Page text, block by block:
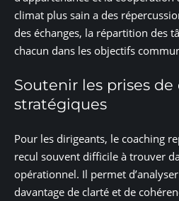
climat plus sain a des
des échanges, la répartition des
chacun dans les objectifs
Soutenir les prises de
stratégiques
Pour les dirigeants, le coaching
recul souvent difficile à trouver
opérationnel. Il permet
davantage de clarté et de